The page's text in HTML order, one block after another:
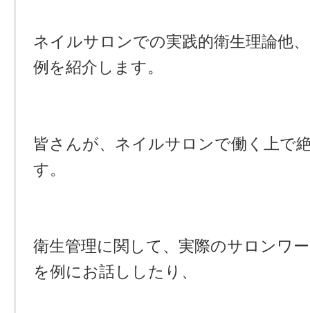
ネイルサロンでの実践的衛生理論他
例を紹介します。
皆さんが、ネイルサロンで働く上で
す。
衛生管理に関して、実際のサロンワ
を例にお話ししたり、